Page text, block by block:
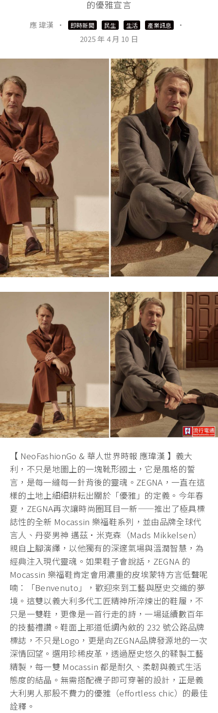
的優雅宣言
應 瑋漢 · 即時新聞 民生 生活 產業訊息
·
2025 年 4 月 10 日
【 NeoFashionGo & 華人世界時報 應瑋漢 】義大
利，不只是地圖上的一塊靴形國土，它是風格的誓
言，是每一縫每一針背後的靈魂。ZEGNA，一直在這
樣的土地上細細耕耘出關於「優雅」的定義。今年春
夏，ZEGNA再次讓時尚圈耳目一新——推出了極具標
誌性的全新 Mocassin 樂福鞋系列，並由品牌全球代
言人、丹麥男神 邁茲·米克森（Mads Mikkelsen）
親自上腳演繹，以他獨有的深邃氣場與溫潤智慧，為
經典注入現代靈魂。如果鞋子會說話，ZEGNA 的
Mocassin 樂福鞋肯定會用濃重的皮埃蒙特方言低聲呢
喃：「Benvenuto」，歡迎來到工藝與歷史交織的夢
境。這雙以義大利多代工匠精神所淬煉出的鞋履，不
只是一雙鞋，更像是一首行走的詩，一場延續數百年
的技藝禮讚。鞋面上那道低調內斂的 232 號公路品牌
標誌，不只是Logo，更是向ZEGNA品牌發源地的一次
深情回望。選用珍稀皮革，透過歷史悠久的鞣製工藝
精製，每一雙 Mocassin 都是耐久、柔韌與義式生活
態度的結晶。無需搭配襪子即可穿著的設計，正是義
大利男人那股不費力的優雅（effortless chic）的最佳
詮釋。